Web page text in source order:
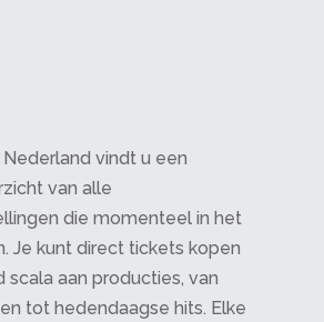
vindt u een
van alle
die momenteel in het
Je kunt direct tickets kopen
scala aan producties, van
tot hedendaagse hits. Elke